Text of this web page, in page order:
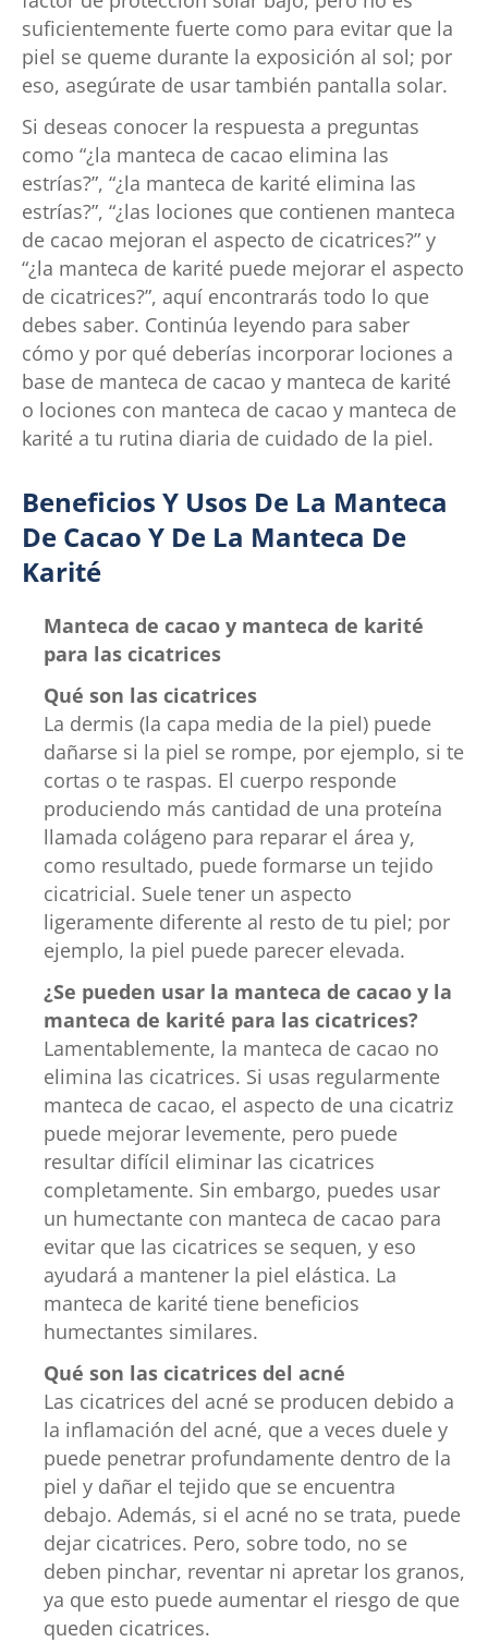
suficientemente fuerte como para evitar que la
piel se queme durante la exposición al sol; por
eso, asegúrate de usar también pantalla solar.
Si deseas conocer la respuesta a preguntas
como “¿la manteca de cacao elimina las
estrías?”, “¿la manteca de karité elimina las
estrías?”, “¿las lociones que contienen manteca
de cacao mejoran el aspecto de cicatrices?” y
“¿la manteca de karité puede mejorar el aspecto
de cicatrices?”, aquí encontrarás todo lo que
debes saber. Continúa leyendo para saber
cómo y por qué deberías incorporar lociones a
base de manteca de cacao y manteca de karité
o lociones con manteca de cacao y manteca de
karité a tu rutina diaria de cuidado de la piel.
Beneficios Y Usos De La Manteca
De Cacao Y De La Manteca De
Karité
Manteca de cacao y manteca de karité
para las cicatrices
Qué son las cicatrices
La dermis (la capa media de la piel) puede
dañarse si la piel se rompe, por ejemplo, si te
cortas o te raspas. El cuerpo responde
produciendo más cantidad de una proteína
llamada colágeno para reparar el área y,
como resultado, puede formarse un tejido
cicatricial. Suele tener un aspecto
ligeramente diferente al resto de tu piel; por
ejemplo, la piel puede parecer elevada.
¿Se pueden usar la manteca de cacao y la
manteca de karité para las cicatrices?
Lamentablemente, la manteca de cacao no
elimina las cicatrices. Si usas regularmente
manteca de cacao, el aspecto de una cicatriz
puede mejorar levemente, pero puede
resultar difícil eliminar las cicatrices
completamente. Sin embargo, puedes usar
un humectante con manteca de cacao para
evitar que las cicatrices se sequen, y eso
ayudará a mantener la piel elástica. La
manteca de karité tiene beneficios
humectantes similares.
Qué son las cicatrices del acné
Las cicatrices del acné se producen debido a
la inflamación del acné, que a veces duele y
puede penetrar profundamente dentro de la
piel y dañar el tejido que se encuentra
debajo. Además, si el acné no se trata, puede
dejar cicatrices. Pero, sobre todo, no se
deben pinchar, reventar ni apretar los granos,
ya que esto puede aumentar el riesgo de que
queden cicatrices.